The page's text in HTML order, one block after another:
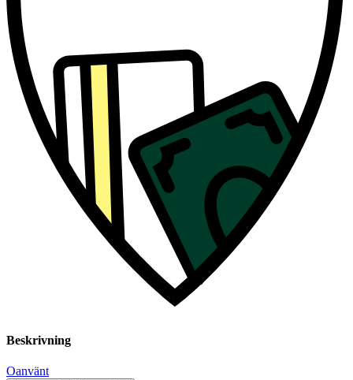
Beskrivning
Oanvänt